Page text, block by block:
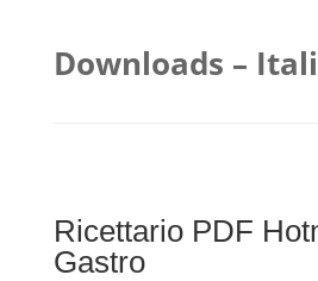
Downloads –
Ricettario PDF
Gastro